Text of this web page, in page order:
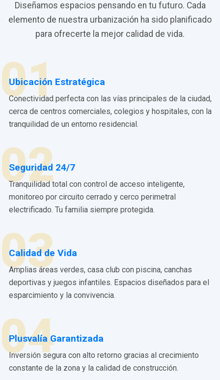
Diseñamos espacios pensando en tu futuro. Cada
elemento de nuestra urbanización ha sido planificado
para ofrecerte la mejor calidad de vida.
01
Ubicación Estratégica
Conectividad perfecta con las vías principales de la ciudad,
cerca de centros comerciales, colegios y hospitales, con la
tranquilidad de un entorno residencial.
02
Seguridad 24/7
Tranquilidad total con control de acceso inteligente,
monitoreo por circuito cerrado y cerco perimetral
electrificado. Tu familia siempre protegida.
03
Calidad de Vida
Amplias áreas verdes, casa club con piscina, canchas
deportivas y juegos infantiles. Espacios diseñados para el
esparcimiento y la convivencia.
04
Plusvalía Garantizada
Inversión segura con alto retorno gracias al crecimiento
constante de la zona y la calidad de construcción.